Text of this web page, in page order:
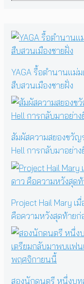
YAGA รื้อตำนานแม่
สืบสวนเมืองชายฝั่ง
สัมผัสความสยองขวัญ
Hell การกลับมาอย่าง
Project Hail Mary เ
คือความหวังสุดท้าย
สองนักดนตรี หนึ่งบท